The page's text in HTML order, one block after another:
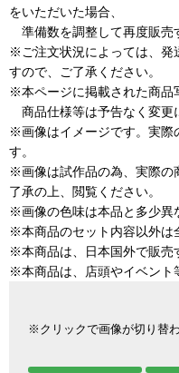
をいただいた場合、
準備数を調整して再度販売
※ご注文状況によっては、発
すので、ご了承ください。
※本ページに掲載された商品
商品仕様等は予告なく変更
※画像はイメージです。実際
す。
※画像は試作品の為、実際の
了承の上、閲覧ください。
※画像の色味は本品と多少異
※本商品のセット内容以外は
※本商品は、日本国外で販売
※本商品は、店頭やイベント
※クリックで画像が切り替わ